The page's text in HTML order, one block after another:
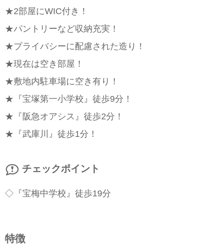
★2部屋にWIC付き！
★パントリーなど収納充実！
★プライバシーに配慮された造り！
★現在は空き部屋！
★敷地内駐車場に空き有り！
★『宝塚第一小学校』徒歩9分！
★『阪急オアシス』徒歩2分！
★『武庫川』徒歩1分！
チェックポイント
◇『宝梅中学校』徒歩19分
特徴